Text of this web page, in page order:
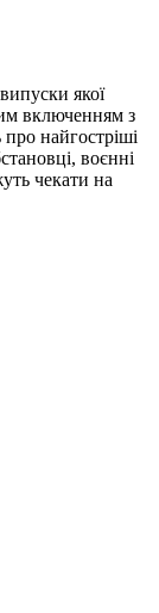
якої
включенням з
найгостріші
воєнні
чекати на